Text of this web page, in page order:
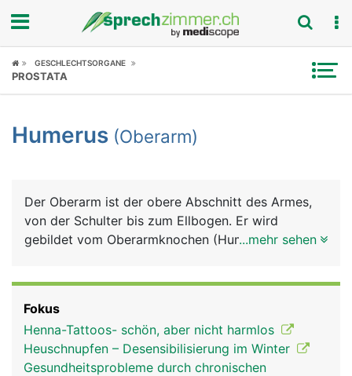
Fokus
Symptome
News
Rubriken
GESCHLECHTSORGANE
PROSTATA
Humerus (Oberarm)
Der Oberarm ist der obere Abschnitt des Armes,
von der Schulter bis zum Ellbogen. Er wird
gebildet vom Oberarmknochen (Humerus), der von
Unterarm. Die wichtigsten sind der Bizeps auf der
Vorderseite und der Trizeps auf der Hinterseite,
die den Unterarm beugen und strecken.
...mehr sehen
Fokus
Henna-Tattoos- schön, aber nicht harmlos
Heuschnupfen – Desensibilisierung im Winter
Gesundheitsprobleme durch chronischen